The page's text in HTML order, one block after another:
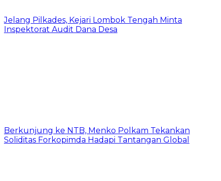
Jelang Pilkades, Kejari Lombok Tengah Minta
Inspektorat Audit Dana Desa
Berkunjung ke NTB, Menko Polkam Tekankan
Soliditas Forkopimda Hadapi Tantangan Global